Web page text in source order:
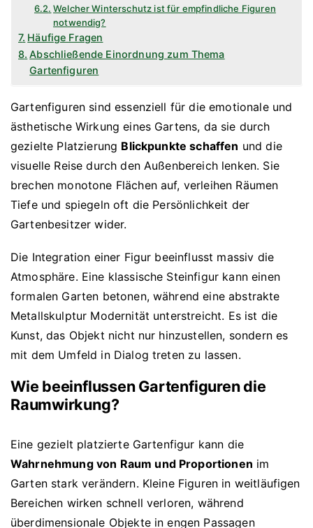
Welcher Winterschutz ist für empfindliche Figuren
notwendig?
Häufige Fragen
Abschließende Einordnung zum Thema
Gartenfiguren
Gartenfiguren sind essenziell für die emotionale und
ästhetische Wirkung eines Gartens, da sie durch
gezielte Platzierung Blickpunkte schaffen und die
visuelle Reise durch den Außenbereich lenken. Sie
brechen monotone Flächen auf, verleihen Räumen
Tiefe und spiegeln oft die Persönlichkeit der
Gartenbesitzer wider.
Die Integration einer Figur beeinflusst massiv die
Atmosphäre. Eine klassische Steinfigur kann einen
formalen Garten betonen, während eine abstrakte
Metallskulptur Modernität unterstreicht. Es ist die
Kunst, das Objekt nicht nur hinzustellen, sondern es
mit dem Umfeld in Dialog treten zu lassen.
Wie beeinflussen Gartenfiguren die
Raumwirkung?
Eine gezielt platzierte Gartenfigur kann die
Wahrnehmung von Raum und Proportionen im
Garten stark verändern. Kleine Figuren in weitläufigen
Bereichen wirken schnell verloren, während
überdimensionale Objekte in engen Passagen